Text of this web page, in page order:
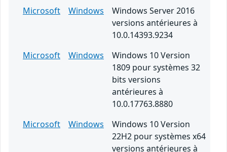
Microsoft
Windows
Windows Server 2016
versions antérieures à
10.0.14393.9234
Microsoft
Windows
Windows 10 Version
1809 pour systèmes 32
bits versions
antérieures à
10.0.17763.8880
Microsoft
Windows
Windows 10 Version
22H2 pour systèmes x64
versions antérieures à